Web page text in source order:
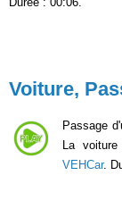
Voiture,
Passage
La
VEHCar.